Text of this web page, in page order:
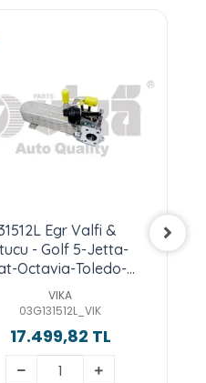
Egr Valfi &
- Golf 5-Jetta-
Octavia-Toledo-
A3-2.0-Tdı-Bkd-Bkp
VIKA
03G131512L_VIK
17.499,82 TL